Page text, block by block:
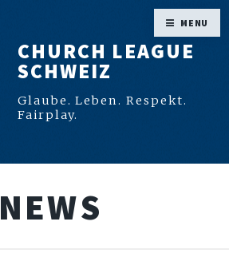
CHURCH LEAGUE
SCHWEIZ
Glaube. Leben. Respekt.
Fairplay.
NEWS
MENU